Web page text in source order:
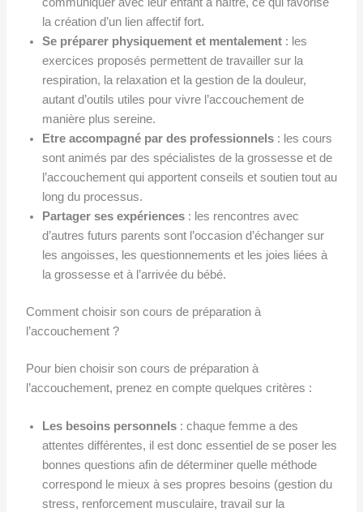
communiquer avec leur enfant à naître, ce qui favorise
la création d’un lien affectif fort.
Se préparer physiquement et mentalement: les
exercices proposés permettent de travailler sur la
respiration, la relaxation et la gestion de la douleur,
autant d’outils utiles pour vivre l’accouchement de
manière plus sereine.
Etre accompagné par des professionnels: les cours
sont animés par des spécialistes de la grossesse et de
l’accouchement qui apportent conseils et soutien tout au
long du processus.
Partager ses expériences: les rencontres avec
d’autres futurs parents sont l’occasion d’échanger sur
les angoisses, les questionnements et les joies liées à
la grossesse et à l’arrivée du bébé.
Comment choisir son cours de préparation à
l’accouchement ?
Pour bien choisir son cours de préparation à
l’accouchement, prenez en compte quelques critères :
Les besoins personnels: chaque femme a des
attentes différentes, il est donc essentiel de se poser les
bonnes questions afin de déterminer quelle méthode
correspond le mieux à ses propres besoins (gestion du
stress, renforcement musculaire, travail sur la